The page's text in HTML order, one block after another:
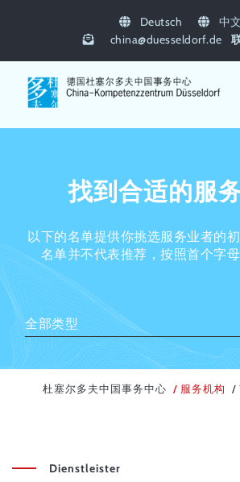
Deutsch
中文
china@duesseldorf.de
找到合适的服
以下的名单提供你挑选服务业者的
名单并不代表推荐，按照首个字
全部类型
杜塞尔多夫中国事务中心 服务机构
Dienstleister